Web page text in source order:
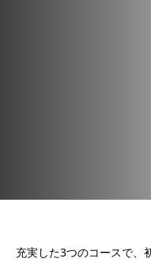
充実した3つのコースで、